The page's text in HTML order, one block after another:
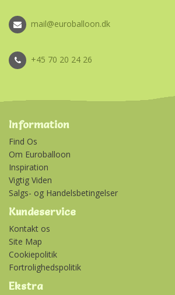
mail@euroballoon.dk
+45 70 20 24 26
Information
Find Os
Om Euroballoon
Inspiration
Vigtig Viden
Salgs- og Handelsbetingelser
Kundeservice
Kontakt os
Site Map
Cookiepolitik
Fortrolighedspolitik
Ekstra